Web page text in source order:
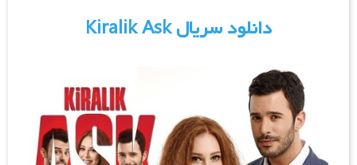
دانلود سریال Kiralik Ask